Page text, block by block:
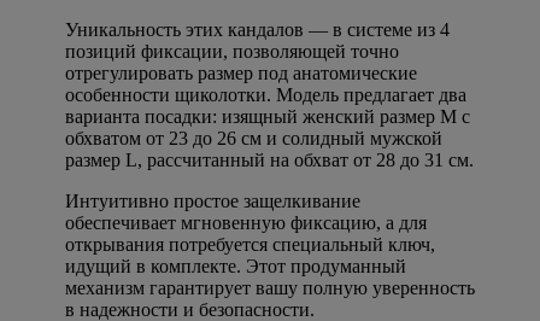
Уникальность этих кандалов — в системе из 4
позиций фиксации, позволяющей точно
отрегулировать размер под анатомические
особенности щиколотки. Модель предлагает два
варианта посадки: изящный женский размер M с
обхватом от 23 до 26 см и солидный мужской
размер L, рассчитанный на обхват от 28 до 31 см.
Интуитивно простое защелкивание
обеспечивает мгновенную фиксацию, а для
открывания потребуется специальный ключ,
идущий в комплекте. Этот продуманный
механизм гарантирует вашу полную уверенность
в надежности и безопасности.